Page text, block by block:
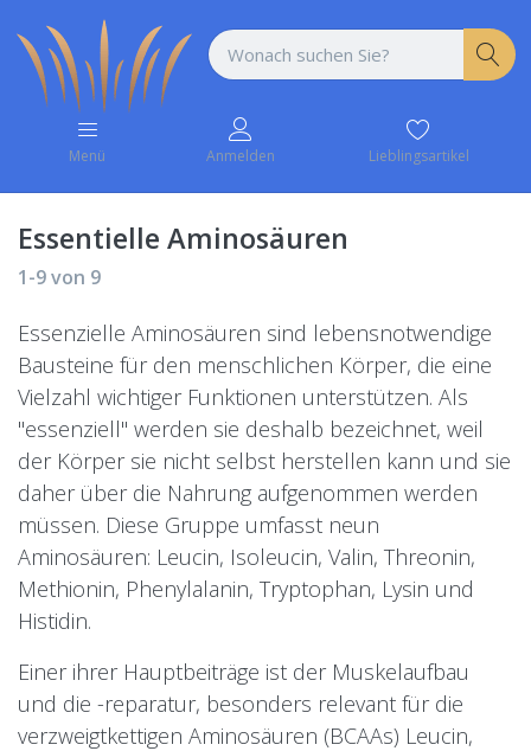
Menü Anmelden Lieblingsartikel
Essentielle Aminosäuren
1-9von 9
Essenzielle Aminosäuren sind lebensnotwendige
Bausteine für den menschlichen Körper, die eine
Vielzahl wichtiger Funktionen unterstützen. Als
"essenziell" werden sie deshalb bezeichnet, weil
der Körper sie nicht selbst herstellen kann und sie
daher über die Nahrung aufgenommen werden
müssen. Diese Gruppe umfasst neun
Aminosäuren: Leucin, Isoleucin, Valin, Threonin,
Methionin, Phenylalanin, Tryptophan, Lysin und
Histidin.
Einer ihrer Hauptbeiträge ist der Muskelaufbau
und die -reparatur, besonders relevant für die
verzweigtkettigen Aminosäuren (BCAAs) Leucin,